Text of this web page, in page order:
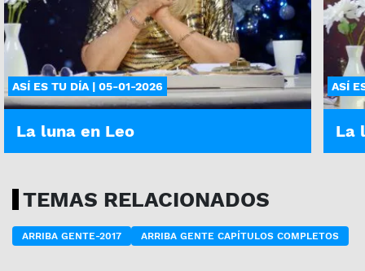
ASÍ ES TU DÍA | 05-01-2026
La luna en Leo
ASÍ
La
TEMAS RELACIONADOS
ARRIBA GENTE-2017 ARRIBA GENTE CAPÍTULOS COMPLETOS